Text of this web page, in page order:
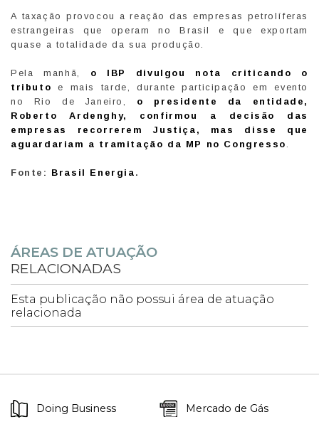
A taxação provocou a reação das empresas petrolíferas
estrangeiras que operam no Brasil e que exportam
quase a totalidade da sua produção.
Pela manhã, o IBP divulgou nota criticando o
tributo e mais tarde, durante participação em evento
no Rio de Janeiro, o presidente da entidade,
Roberto Ardenghy, confirmou a decisão das
empresas recorrerem Justiça, mas disse que
aguardariam a tramitação da MP no Congresso
Fonte: Brasil Energia .
ÁREAS DE ATUAÇÃO
RELACIONADAS
Esta publicação não possui área de atuação
relacionada
Doing Business Mercado de Gás